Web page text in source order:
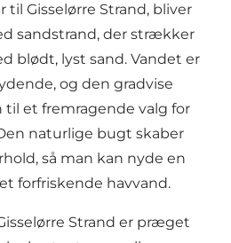
til Gisselørre Strand, bliver
sandstrand, der strækker
blødt, lyst sand. Vandet er
og den gradvise
et fremragende valg for
naturlige bugt skaber
så man kan nyde en
forfriskende havvand.
Strand er præget